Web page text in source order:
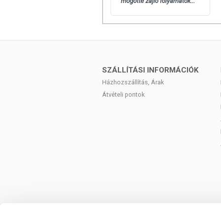
emulgeálószer: karboxi-metil-cellulóz,
C-vitamin 1000 mg *1250%
Citrus bioflavonoid: 50 mg **%
Csipkebogyó: 10 mg **%
TOVÁBBI TUDNIVALÓK
SZÁLLÍTÁSI INFORMÁCIÓK
Házhozszállítás, Árak
Átvételi pontok